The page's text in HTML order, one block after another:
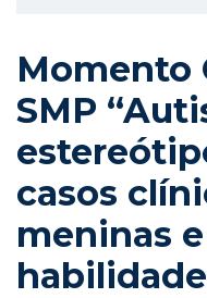
Momento
SMP
casos
meninas